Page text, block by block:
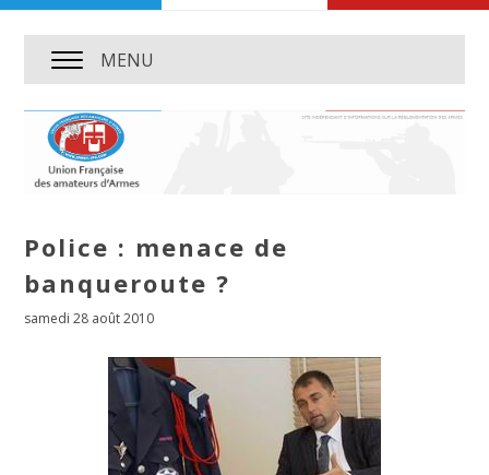
MENU
Police : menace de
banqueroute ?
samedi 28 août 2010